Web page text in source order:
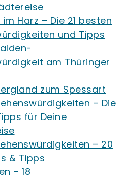
Harz – Die 21 besten
und Tipps
am Thüringer
zum Spessart
– Die
für Deine
– 20
& Tipps
– 18